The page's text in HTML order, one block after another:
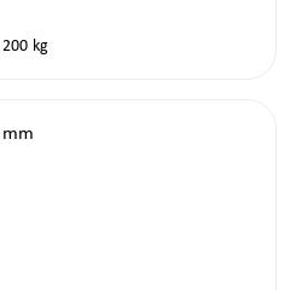
200 kg